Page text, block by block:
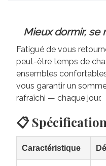
Mieux dormir, se
Fatigué de vous
peut-être temps de
ensembles
vous garantir un
rafraîchi — chaque jour.
📋
Caractéristique